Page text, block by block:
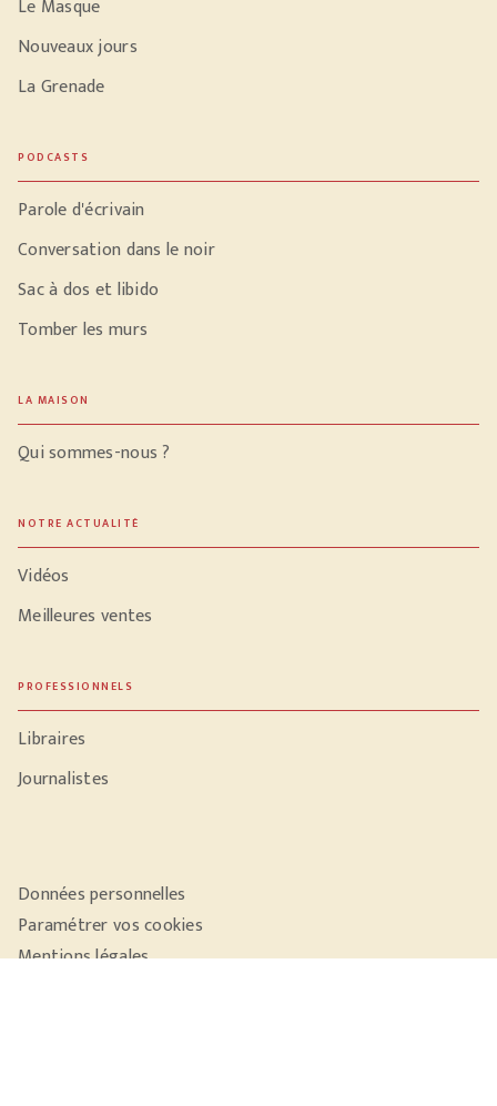
Le Masque
Nouveaux jours
La Grenade
PODCASTS
Parole d'écrivain
Conversation dans le noir
Sac à dos et libido
Tomber les murs
LA MAISON
Qui sommes-nous ?
NOTRE ACTUALITÉ
Vidéos
Meilleures ventes
PROFESSIONNELS
Libraires
Journalistes
Données personnelles
Paramétrer vos cookies
Mentions légales